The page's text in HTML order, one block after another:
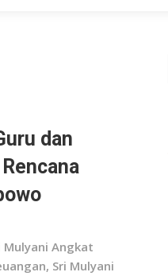
dan
Mulyani Angkat
Sri Mulyani